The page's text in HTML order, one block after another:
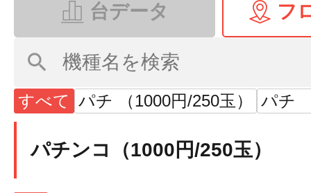
台データ フ
すべて パチ （1000円/250玉） パチ
パチンコ（1000円/250玉）